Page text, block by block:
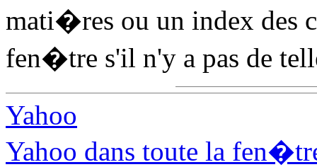
mati�res ou un index des
fen�tre s'il n'y a pas de
Yahoo
Yahoo dans toute la